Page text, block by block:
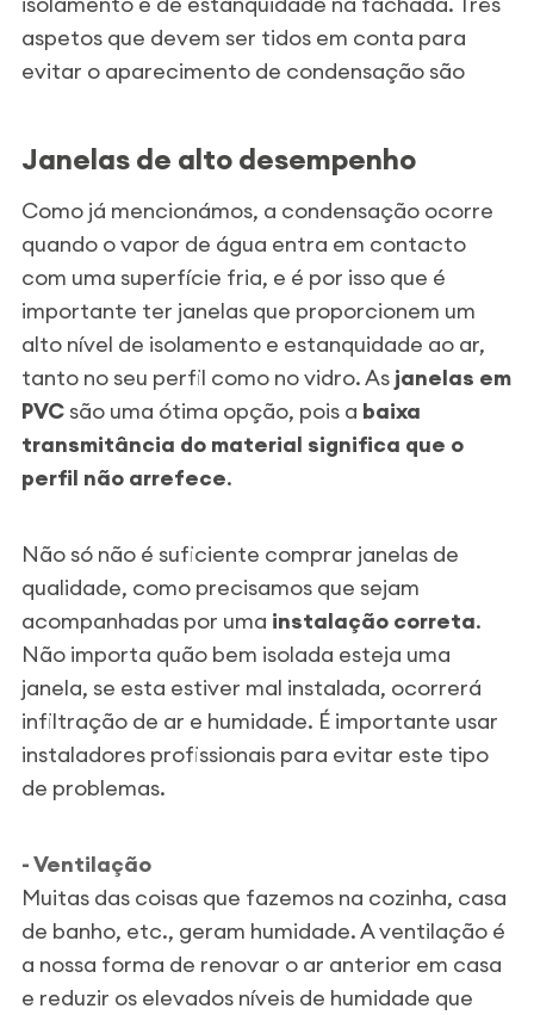
aspetos que devem ser tidos em conta para
evitar o aparecimento de condensação são
Janelas de alto desempenho
Como já mencionámos, a condensação ocorre
quando o vapor de água entra em contacto
com uma superfície fria, e é por isso que é
importante ter janelas que proporcionem um
alto nível de isolamento e estanquidade ao ar,
tanto no seu perfil como no vidro. As janelas em
PVCsão uma ótima opção, pois a baixa
transmitância do material significa que o
perfil não arrefece.
Não só não é suficiente comprar janelas de
qualidade, como precisamos que sejam
acompanhadas por uma instalação correta.
Não importa quão bem isolada esteja uma
janela, se esta estiver mal instalada, ocorrerá
infiltração de ar e humidade. É importante usar
instaladores profissionais para evitar este tipo
de problemas.
- Ventilação
Muitas das coisas que fazemos na cozinha, casa
de banho, etc., geram humidade. A ventilação é
a nossa forma de renovar o ar anterior em casa
e reduzir os elevados níveis de humidade que